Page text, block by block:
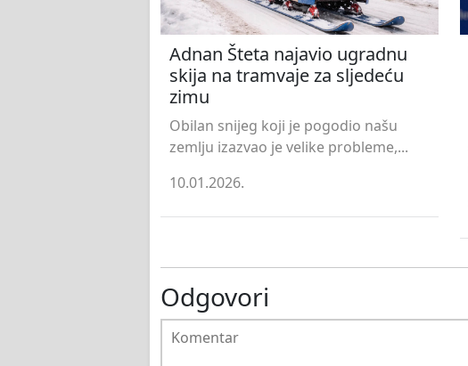
Adnan Šteta najavio ugradnu
skija na tramvaje za sljedeću
zimu
Obilan snijeg koji je pogodio našu
zemlju izazvao je velike probleme,...
10.01.2026.
Odgovori